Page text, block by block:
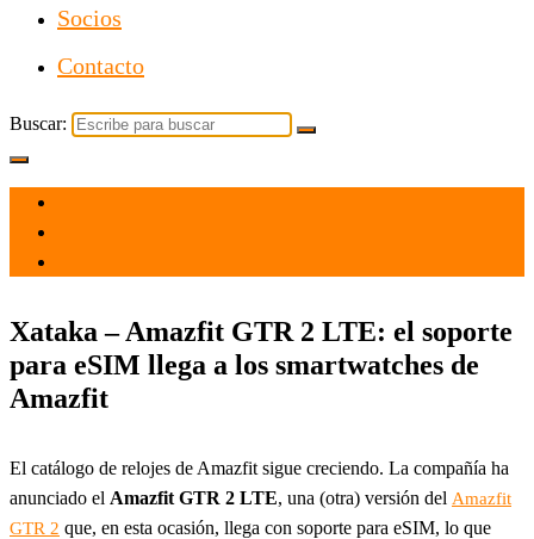
Socios
Contacto
Buscar:
Xataka – Amazfit GTR 2 LTE: el soporte
para eSIM llega a los smartwatches de
Amazfit
El catálogo de relojes de Amazfit sigue creciendo. La compañía ha
anunciado el Amazfit GTR 2 LTE, una (otra) versión del Amazfit
GTR 2 que, en esta ocasión, llega con soporte para eSIM, lo que